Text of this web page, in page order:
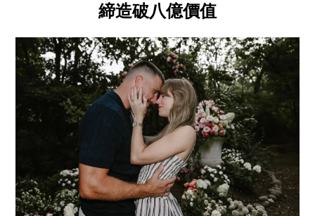
締造破八億價值